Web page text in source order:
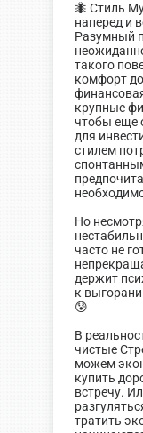
🐜 Стиль
наперед и
Разумный
такого
комфорт
крупные
чтобы еще
для
стилем
Но
часто не
держит
к
😰
В
чистые
можем
купить
встречу.
тратить